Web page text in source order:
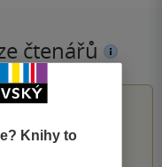
čtenářů
5Knihy to